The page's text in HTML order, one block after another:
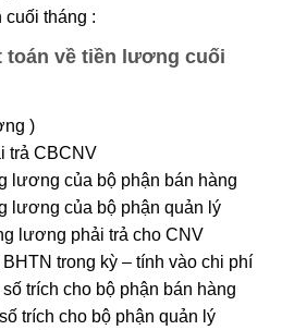
cuối tháng :
toán về tiền lương cuối
)
trả CBCNV
của bộ phận bán hàng
của bộ phận quản lý
phải trả cho CNV
trong kỳ – tính vào chi phí
cho bộ phận bán hàng
cho bộ phận quản lý